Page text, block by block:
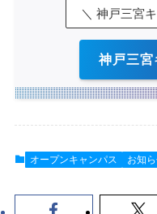
＼ 神戸三宮
神戸三宮
オープンキャンパス お知